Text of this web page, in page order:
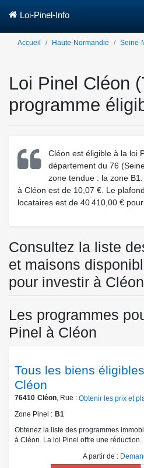
Loi-Pinel-Info
Accueil Haute-Normandie Seine-
Loi Pinel Cléon
programme
Cléon est éligible à la loi
département du 76
zone tendue : la zone
à Cléon est de 10,07 €. Le
locataires est de 40 410,00 €
Consultez la liste
et maisons
pour investir à Cléon
Les programmes
Pinel à Cléon
Tous les biens
Cléon
76410 Cléon , Rue : Obtenir les prix et
Zone Pinel
B1
Obtenez la liste des programmes
à Cléon. La loi Pinel offre une réduction...
A partir de :